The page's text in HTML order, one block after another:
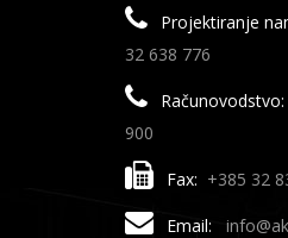
Projektiranje
32 638 776
Računovodstvo:
900
Fax: +385 32
Email: